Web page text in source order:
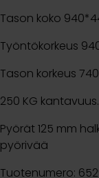
Tason koko
Työntökorkeus
Tason korkeus
250 KG kantavuus.
Pyörät 125 mm
pyörivää
Tuotenumero: